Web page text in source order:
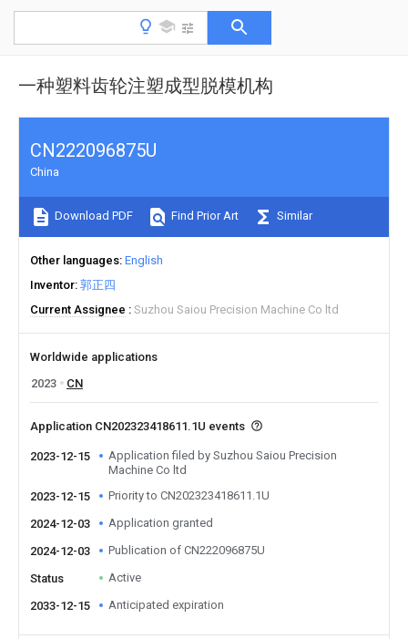
一种塑料齿轮注塑成型脱模机构
CN222096875U
China
Download PDF Find Prior Art Similar
Other languages English
Inventor 郭正四
Current Assignee
Suzhou Saiou Precision Machine Co ltd
Worldwide applications
2023
CN
Application CN202323418611.1U events
2023-12-15
Application filed by Suzhou Saiou Precision
Machine Co ltd
2023-12-15
Priority to CN202323418611.1U
2024-12-03 Application granted
2024-12-03 Publication of CN222096875U
Status Active
2033-12-15 Anticipated expiration